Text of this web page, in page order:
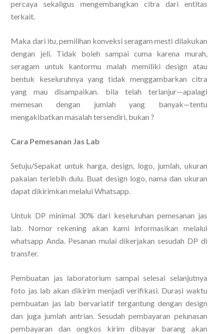
percaya sekaligus mengembangkan citra dari entitas
terkait.
Maka dari itu, pemilihan konveksi seragam mesti dilakukan
dengan jeli. Tidak boleh sampai cuma karena murah,
seragam untuk kantormu malah memiliki design atau
bentuk keseluruhnya yang tidak menggambarkan citra
yang mau disampaikan. bila telah terlanjur—apalagi
memesan dengan jumlah yang banyak—tentu
mengakibatkan masalah tersendiri, bukan ?
Cara Pemesanan Jas Lab
Setuju/Sepakat untuk harga, design, logo, jumlah, ukuran
pakaian terlebih dulu. Buat design logo, nama dan ukuran
dapat dikirimkan melalui Whatsapp.
Untuk DP minimal 30% dari keseluruhan pemesanan jas
lab. Nomor rekening akan kami informasikan melalui
whatsapp Anda. Pesanan mulai dikerjakan sesudah DP di
transfer.
Pembuatan jas laboratorium sampai selesai selanjutnya
foto jas lab akan dikirim menjadi verifikasi. Durasi waktu
pembuatan jas lab bervariatif tergantung dengan design
dan juga jumlah antrian. Sesudah pembayaran pelunasan
pembayaran dan ongkos kirim dibayar barang akan